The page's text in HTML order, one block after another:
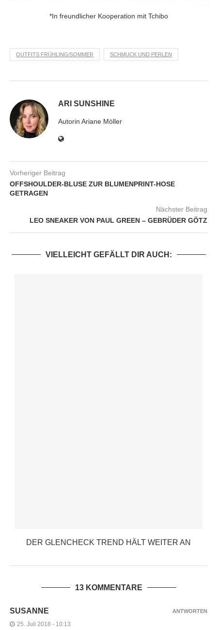
*In freundlicher Kooperation mit Tchibo
OUTFITS FRÜHLING/SOMMER SCHMUCK UND PERLEN
ARI SUNSHINE
Autorin Ariane Möller
Vorheriger Beitrag
OFFSHOULDER-BLUSE ZUR BLUMENPRINT-HOSE
GETRAGEN
Nächster Beitrag
LEO SNEAKER VON PAUL GREEN – GEBRÜDER GÖTZ
VIELLEICHT GEFÄLLT DIR AUCH:
DER GLENCHECK TREND HÄLT WEITER AN
13 KOMMENTARE
SUSANNE
25. Juli 2018 - 10:13
ANTWORTEN